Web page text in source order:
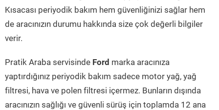
Kısacası periyodik bakım hem güvenliğinizi sağlar hem
de aracınızın durumu hakkında size çok değerli bilgiler
verir.
Pratik Araba servisinde Ford marka aracınıza
yaptırdığınız periyodik bakım sadece motor yağ, yağ
filtresi, hava ve polen filtresi içermez. Bunların dışında
aracınızın sağlığı ve güvenli sürüş için toplamda 12 ana